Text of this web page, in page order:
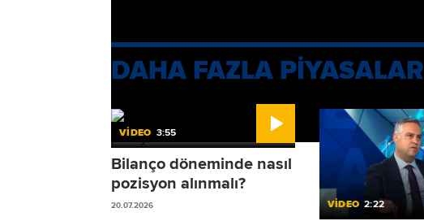
DAHA FAZLA PİYASALAR
VİDEO 3:55
Bilanço döneminde nasıl
pozisyon alınmalı?
20.07.2026 VİDEO 2:22